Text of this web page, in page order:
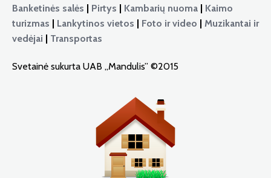
Banketinės salės | Pirtys | Kambarių nuoma | Kaimo
turizmas | Lankytinos vietos | Foto ir video | Muzikantai ir
vedėjai | Transportas
Svetainė sukurta UAB „Mandulis” ©2015